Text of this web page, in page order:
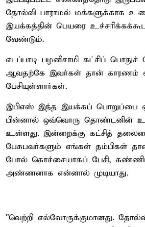
தோல்வி பாராமல் மக்களுக்காக
இயக்கத்தின் பெயரை
வேண்டும்.
எடப்பாடி பழனிசாமி கட்சிப்
ஆவதற்கே இவர்கள் தான் காரணம்
பேசியுள்ளார்கள்.
இபிஎஸ் இந்த இயக்கப் பொறுப்பை
பின்னால் ஒவ்வொரு தொண்டனின்
உள்ளது. இன்றைக்கு கட்சித்
பேசுபவர்களும் எங்கள் தம்பிகள்
போல் கொச்சையாகப் பேசி,
அண்ணனாக என்னால் முடியாது.
"வெற்றி எல்லோருக்குமானது.